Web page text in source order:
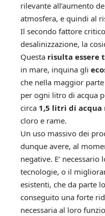
rilevante all’aumento
atmosfera, e quindi al
Il secondo fattore
desalinizzazione, la
Questa risulta essere
in mare, inquina gli
che nella maggior
per ogni litro di acqua
circa 1,5 litri di
cloro e rame.
Un uso massivo dei
dunque avere, al
negative. E’
tecnologie, o il
esistenti, che da parte
conseguito una forte
necessaria al loro